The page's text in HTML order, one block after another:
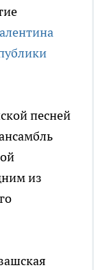
песней
из